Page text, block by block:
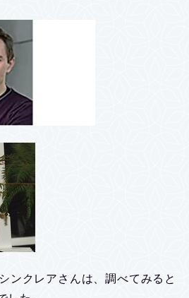
ンクレアさんは、調べてみると